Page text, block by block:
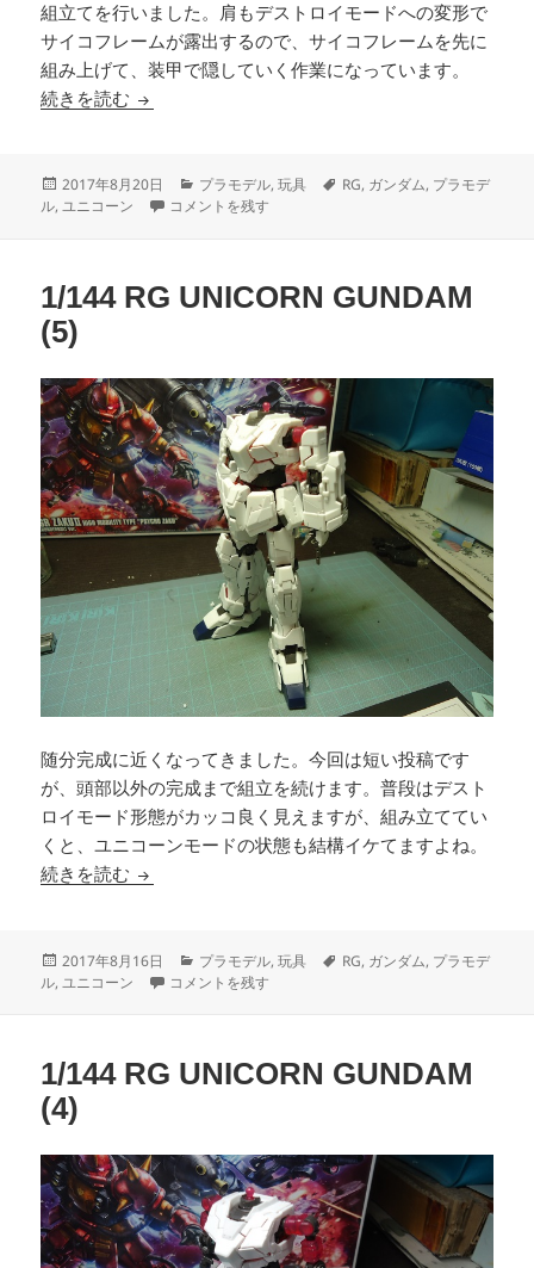
組立てを行いました。肩もデストロイモードへの変形で
サイコフレームが露出するので、サイコフレームを先に
組み上げて、装甲で隠していく作業になっています。
続きを読む 1/144 RG UNICORN GUNDAM (6)
投
稿
2017年8月20日
カ
テ
プラモデル,玩具
タ
RG, ガンダム, プラモデ
ル,ユニコーン 1/144 RG UNICORN GUNDAM (6) に
コメントを残す
1/144 RG UNICORN GUNDAM
(5)
随分完成に近くなってきました。今回は短い投稿です
が、頭部以外の完成まで組立を続けます。普段はデスト
ロイモード形態がカッコ良く見えますが、組み立ててい
くと、ユニコーンモードの状態も結構イケてますよね。
続きを読む 1/144 RG UNICORN GUNDAM (5)
投
稿
2017年8月16日
カ
テ
プラモデル,玩具
タ
RG, ガンダム, プラモデ
ル,ユニコーン 1/144 RG UNICORN GUNDAM (5) に
コメントを残す
1/144 RG UNICORN GUNDAM
(4)